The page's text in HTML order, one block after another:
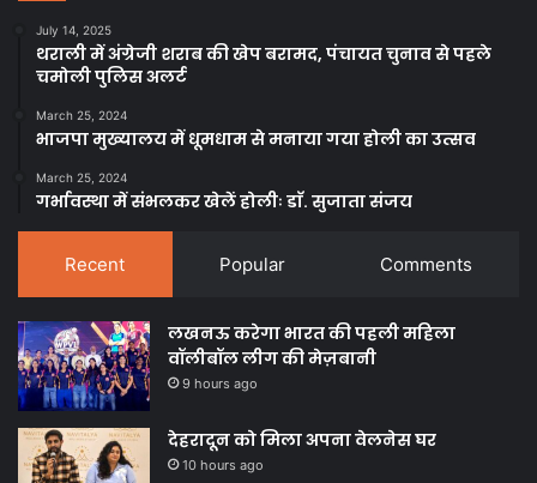
July 14, 2025
थराली में अंग्रेजी शराब की खेप बरामद, पंचायत चुनाव से पहले
चमोली पुलिस अलर्ट
March 25, 2024
भाजपा मुख्यालय में धूमधाम से मनाया गया होली का उत्सव
March 25, 2024
गर्भावस्था में संभलकर खेलें होलीः डाॅ. सुजाता संजय
Recent Popular Comments
लखनऊ करेगा भारत की पहली महिला
वॉलीबॉल लीग की मेज़बानी
9 hours ago
देहरादून को मिला अपना वेलनेस घर
10 hours ago